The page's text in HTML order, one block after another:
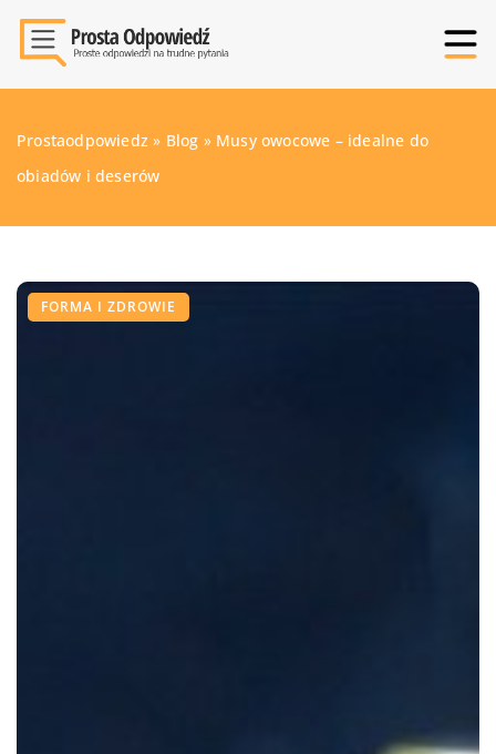
Prostaodpowiedz » Blog » Musy owocowe – idealne do
obiadów i deserów
FORMA I ZDROWIE